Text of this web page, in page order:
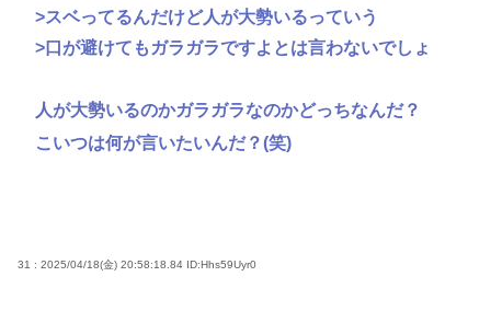
>スベってるんだけど人が大勢いるっていう
>口が避けてもガラガラですよとは言わないでしょ
人が大勢いるのかガラガラなのかどっちなんだ？
こいつは何が言いたいんだ？(笑)
31 : 2025/04/18(金) 20:58:18.84 ID:Hhs59Uyr0